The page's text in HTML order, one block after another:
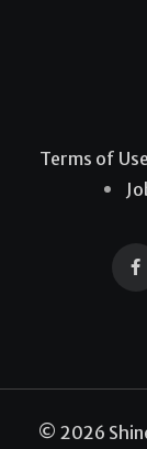
Terms of Use
© 2026